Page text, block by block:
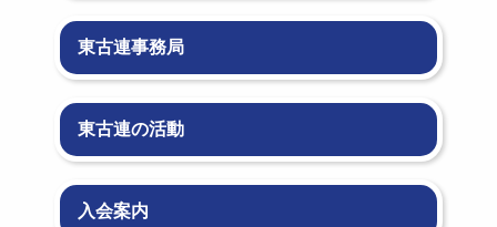
東古連事務局
東古連の活動
入会案内